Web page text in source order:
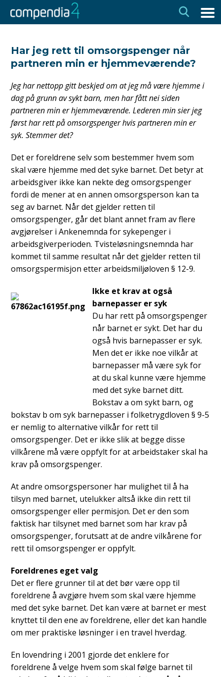
Har jeg rett til omsorgspenger når
partneren min er hjemmeværende?
Jeg har nettopp gitt beskjed om at jeg må være hjemme i
dag på grunn av sykt barn, men har fått nei siden
partneren miner hjemmeværende. Lederen min sier jeg
først har rett på omsorgspenger hvis partneren miner
syk. Stemmer det?
Det er foreldrene selv som bestemmer hvem som
skal være hjemme med det syke barnet. Det betyr at
arbeidsgiver ikke kan nekte deg omsorgspenger
fordi de mener at en annen omsorgsperson kan ta
seg av barnet. Når det gjelder retten til
omsorgspenger, går det blant annet fram av flere
avgjørelser i Ankenemnda for sykepenger i
arbeidsgiverperioden. Tvisteløsningsnemnda har
kommet til samme resultat når det gjelder retten til
omsorgspermisjon etter arbeidsmiljøloven § 12-9.
Ikke et krav at også
barnepasser er syk
Du har rett på omsorgspenger
når barnet er sykt. Det har du
også hvis barnepasser er syk.
Men det er ikke noe vilkår at
barnepasser må være syk for
at du skal kunne være hjemme
med det syke barnet ditt.
Bokstav a om sykt barn, og
bokstav b om syk barnepasser i folketrygdloven § 9-5
er nemlig to alternative vilkår for rett til
omsorgspenger. Det er ikke slik at begge disse
vilkårene må være oppfylt for at arbeidstaker skal ha
krav på omsorgspenger.
At andre omsorgspersoner har mulighet til å ha
tilsyn med barnet, utelukker altså ikke din rett til
omsorgspenger eller permisjon. Det er den som
faktisk har tilsynet med barnet som har krav på
omsorgspenger, forutsatt at de andre vilkårene for
rett til omsorgspenger er oppfylt.
Foreldrenes eget valg
Det er flere grunner til at det bør være opp til
foreldrene å avgjøre hvem som skal være hjemme
med det syke barnet. Det kan være at barnet er mest
knyttet til den ene av foreldrene, eller det kan handle
om mer praktiske løsninger i en travel hverdag.
En lovendring i 2001 gjorde det enklere for
foreldrene å velge hvem som skal følge barnet til